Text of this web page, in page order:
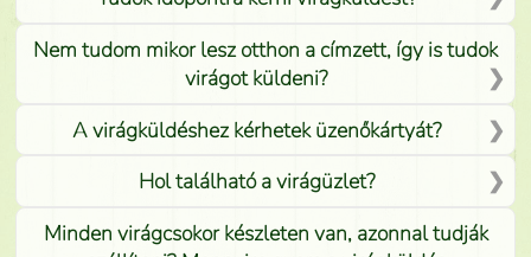
Nem tudom mikor lesz otthon a címzett, így is tudok
virágot küldeni?
A virágküldéshez kérhetek üzenőkártyát?
Hol található a virágüzlet?
Minden virágcsokor készleten van, azonnal tudják